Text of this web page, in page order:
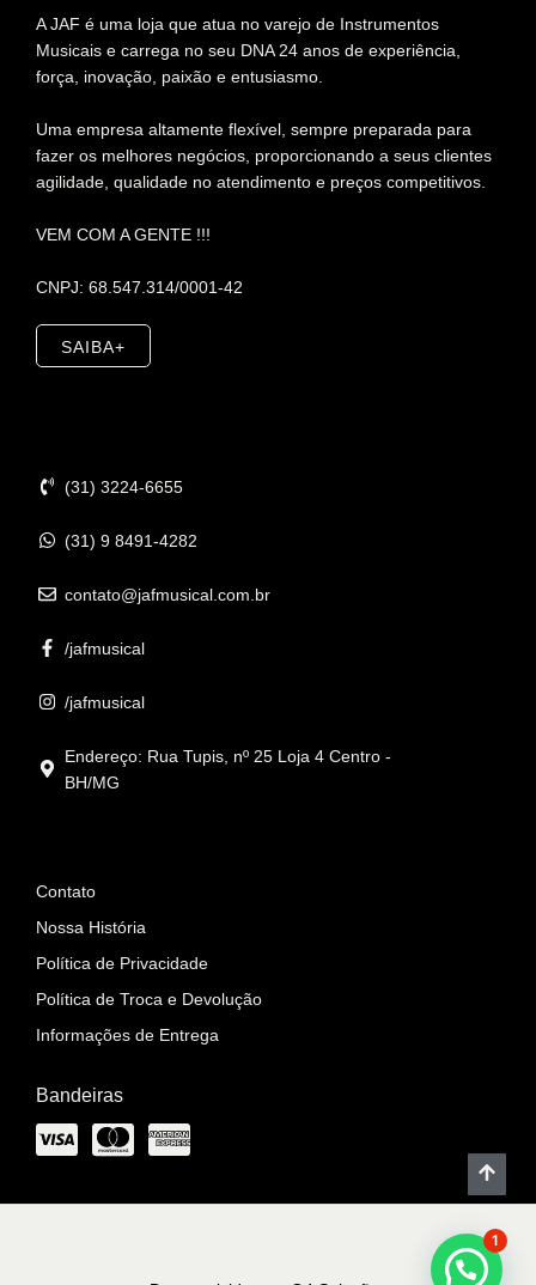
A JAF é uma loja que atua no varejo de Instrumentos
Musicais e carrega no seu DNA 24 anos de experiência,
força, inovação, paixão e entusiasmo.
Uma empresa altamente flexível, sempre preparada para
fazer os melhores negócios, proporcionando a seus clientes
agilidade, qualidade no atendimento e preços competitivos.
VEM COM A GENTE !!!
CNPJ: 68.547.314/0001-42
SAIBA+
(31) 3224-6655
(31) 9 8491-4282
contato@jafmusical.com.br
/jafmusical
/jafmusical
Endereço: Rua Tupis, nº 25 Loja 4 Centro -
BH/MG
Contato
Nossa História
Política de Privacidade
Política de Troca e Devolução
Informações de Entrega
Bandeiras
1